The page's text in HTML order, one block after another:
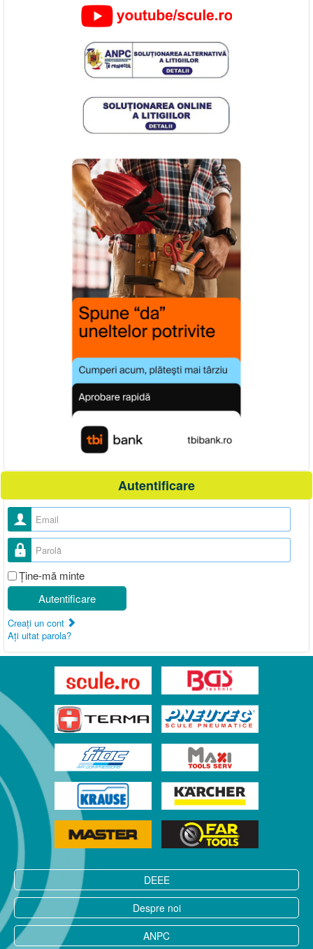
Autentificare
Nume utilizator
Parolă
Ţine-mă minte
Autentificare
Creaţi un cont
Aţi uitat parola?
DEEE
Despre noi
ANPC